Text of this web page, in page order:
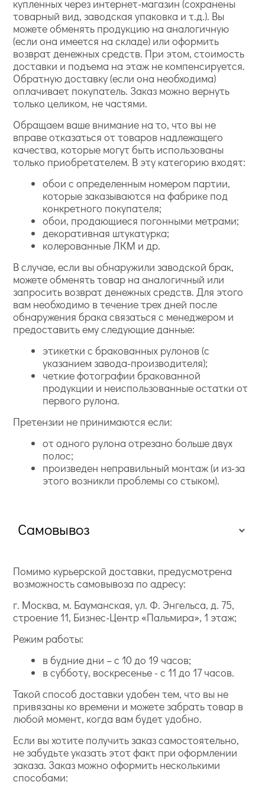
купленных через интернет-магазин (сохранены
товарный вид, заводская упаковка и т.д.). Вы
можете обменять продукцию на аналогичную
(если она имеется на складе) или оформить
возврат денежных средств. При этом, стоимость
доставки и подъема на этаж не компенсируется.
Обратную доставку (если она необходима)
оплачивает покупатель. Заказ можно вернуть
только целиком, не частями.
Обращаем ваше внимание на то, что вы не
вправе отказаться от товаров надлежащего
качества, которые могут быть использованы
только приобретателем. В эту категорию входят:
обои с определенным номером партии,
которые заказываются на фабрике под
конкретного покупателя;
обои, продающиеся погонными метрами;
декоративная штукатурка;
колерованные ЛКМ и др.
В случае, если вы обнаружили заводской брак,
можете обменять товар на аналогичный или
запросить возврат денежных средств. Для этого
вам необходимо в течение трех дней после
обнаружения брака связаться с менеджером и
предоставить ему следующие данные:
этикетки с бракованных рулонов (с
указанием завода-производителя);
четкие фотографии бракованной
продукции и неиспользованные остатки от
первого рулона.
Претензии не принимаются если:
от одного рулона отрезано больше двух
полос;
произведен неправильный монтаж (и из-за
этого возникли проблемы со стыком).
Самовывоз
Помимо курьерской доставки, предусмотрена
возможность самовывоза по адресу:
г. Москва, м. Бауманская, ул. Ф. Энгельса, д. 75,
строение 11, Бизнес-Центр «Пальмира», 1 этаж;
Режим работы:
в будние дни – с 10 до 19 часов;
в субботу, воскресенье - с 11 до 17 часов.
Такой способ доставки удобен тем, что вы не
привязаны ко времени и можете забрать товар в
любой момент, когда вам будет удобно.
Если вы хотите получить заказ самостоятельно,
не забудьте указать этот факт при оформлении
заказа. Заказ можно оформить несколькими
способами: